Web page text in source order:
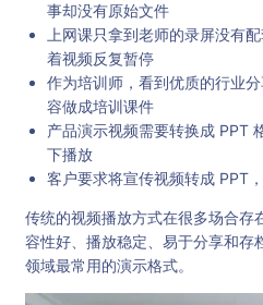
事却没有原始文件
上网课只拿到老师的录屏没有
着视频反复暂停
作为培训师，看到优质的行业
容做成培训课件
产品演示视频需要转换成 PPT
下播放
客户要求将宣传视频转成 PPT
传统的视频播放方式在很多场合存
容性好、播放稳定、易于分享和存
领域最常用的演示格式。